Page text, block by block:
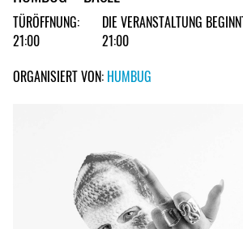
TÜRÖFFNUNG:
21:00
DIE VERANSTALTUNG
21:00
ORGANISIERT VON: HUMBUG